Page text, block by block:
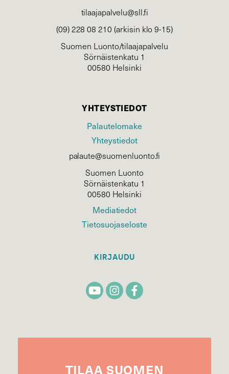
tilaajapalvelu@sll.fi
(09) 228 08 210 (arkisin klo 9-15)
Suomen Luonto/tilaajapalvelu
Sörnäistenkatu 1
00580 Helsinki
YHTEYSTIEDOT
Palautelomake
Yhteystiedot
palaute@suomenluonto.fi
Suomen Luonto
Sörnäistenkatu 1
00580 Helsinki
Mediatiedot
Tietosuojaseloste
KIRJAUDU
TILAA SUOMEN